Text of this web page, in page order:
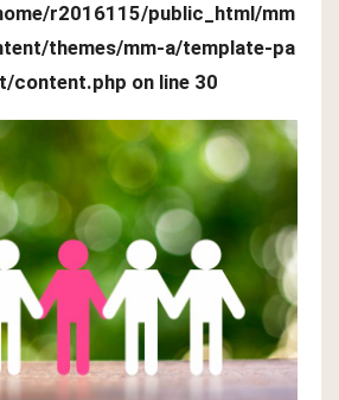
r2016115/public_html/mm
themes/mm-a/template-pa
content.php on line 30